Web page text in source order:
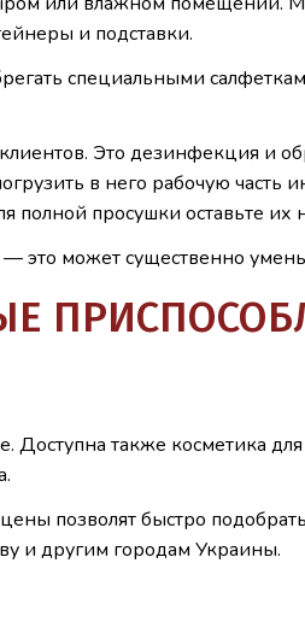
и подставки.
специальными
Это дезинфекция и
в него рабочую часть
просушки оставьте их
это может существенно
Доступна также косметика
позволят быстро
и другим городам Украины.